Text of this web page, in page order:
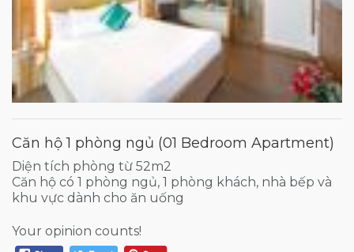
Căn hộ 1 phòng ngủ (01 Bedroom Apartment)
Diện tích phòng từ 52m2
Căn hộ có 1 phòng ngủ, 1 phòng khách, nhà bếp và
khu vực dành cho ăn uống
Your opinion counts!